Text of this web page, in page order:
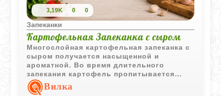
3,19K 0 0
Запеканки
Картофельная Запеканка с сыром
Многослойная картофельная запеканка с
сыром получается насыщенной и
ароматной. Во время длительного
запекания картофель пропитывается
сливочной заливкой и становится
особенно мягким.
Вилка